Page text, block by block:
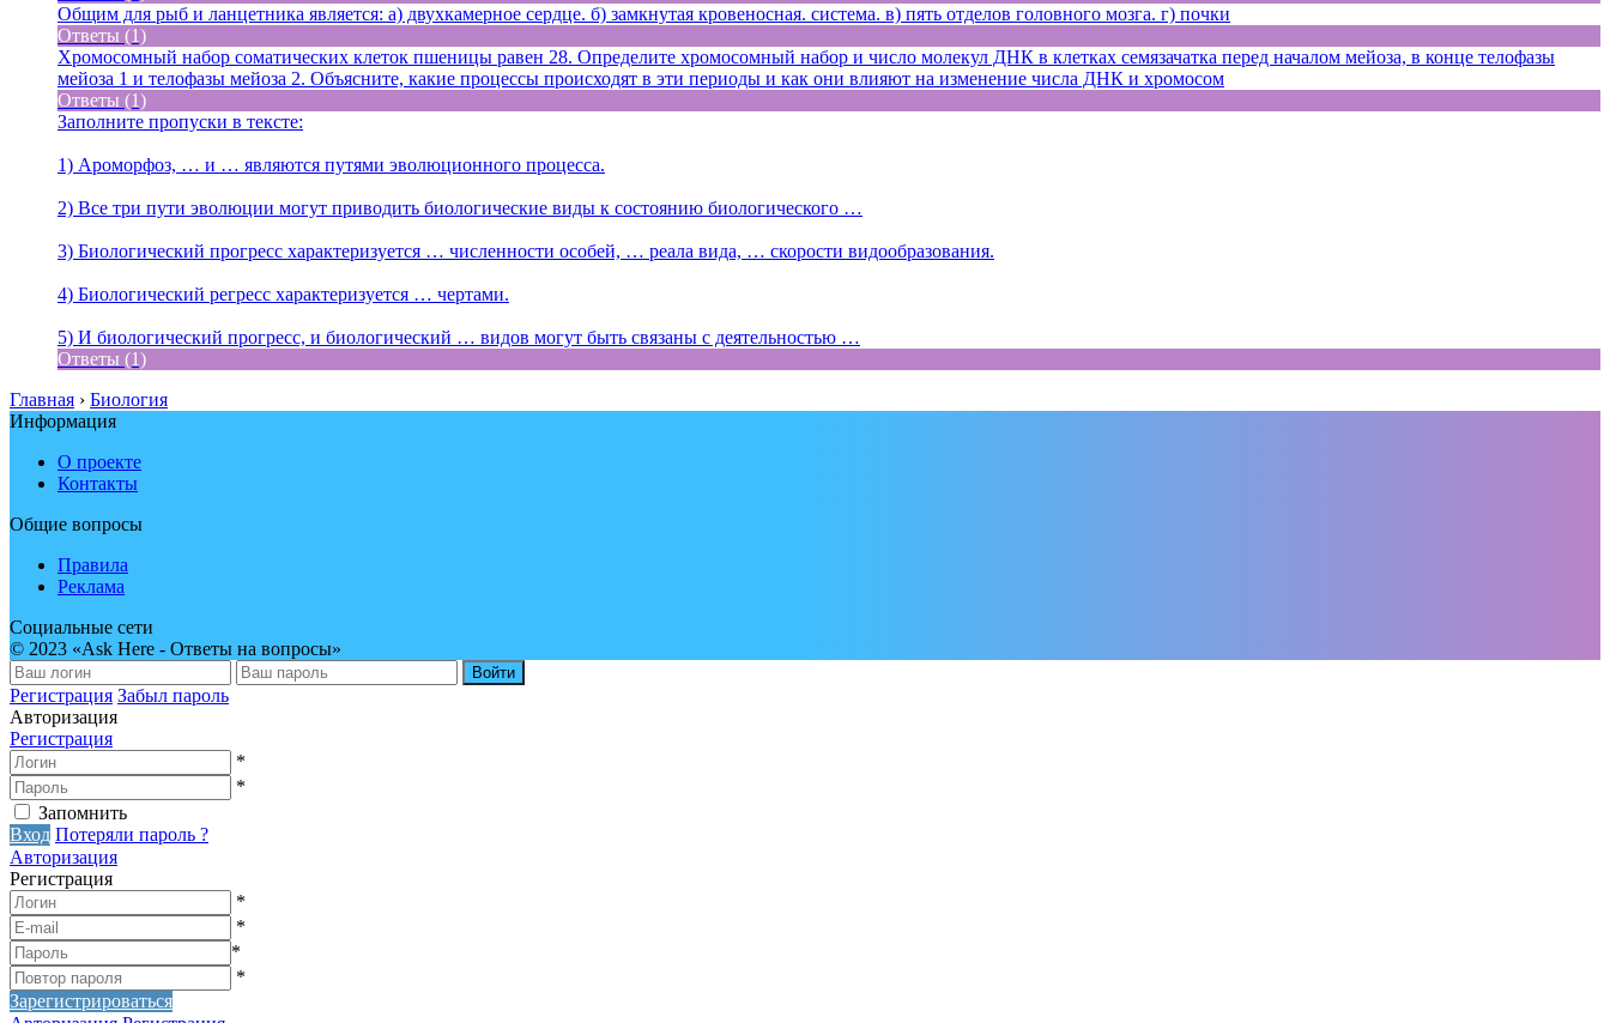
Общим для рыб и ланцетника является: а) двухкамерное сердце. б) замкнутая кровеносная. система. в) пять отделов головного мозга. г) почки
Ответы (1)
Хромосомный набор соматических клеток пшеницы равен 28. Определите хромосомный набор и число молекул ДНК в клетках семязачатка перед началом мейоза, в конце телофазы
мейоза 1 и телофазы мейоза 2. Объясните, какие процессы происходят в эти периоды и как они влияют на изменение числа ДНК и хромосом
Ответы (1)
Заполните пропуски в тексте:
1) Ароморфоз, … и … являются путями эволюционного процесса.
2) Все три пути эволюции могут приводить биологические виды к состоянию биологического …
3) Биологический прогресс характеризуется … численности особей, … реала вида, … скорости видообразования.
4) Биологический регресс характеризуется … чертами.
5) И биологический прогресс, и биологический … видов могут быть связаны с деятельностью …
Ответы (1)
Главная › Биология
Информация
О проекте
Контакты
Общие вопросы
Правила
Реклама
Социальные сети
© 2023 «Ask Here - Ответы на вопросы»
Войти
Регистрация Забыл пароль
Авторизация
Регистрация
*
*
Запомнить
Вход Потеряли пароль ?
Авторизация
Регистрация
*
*
*
*
Зарегистрироваться